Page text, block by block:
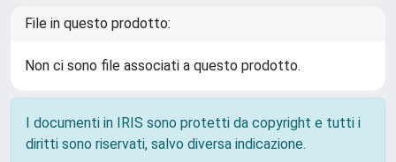
File in questo prodotto:
Non ci sono file associati a questo prodotto.
I documenti in IRIS sono protetti da copyright e tutti i
diritti sono riservati, salvo diversa indicazione.